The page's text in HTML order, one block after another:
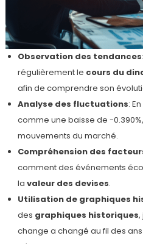
Observation des tendances
régulièrement le cours du
afin de comprendre son
Analyse des fluctuations:
comme une baisse de -
mouvements du marché.
Compréhension des
comment des événements
la valeur des devises.
Utilisation de graphiques
des graphiques historiques,
change a changé au fil des